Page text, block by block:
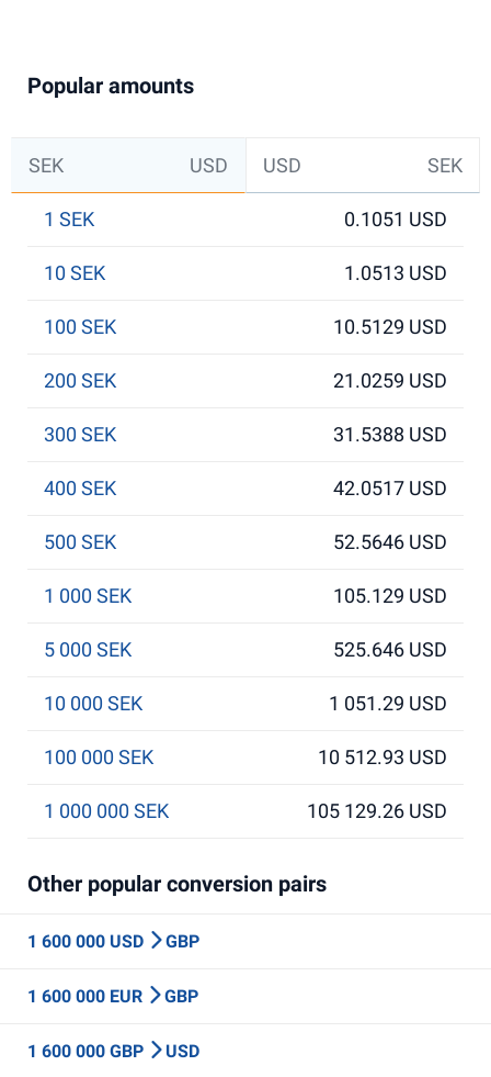
Popular amounts
SEK USD USD SEK
1 SEK 0.1051 USD
10 SEK 1.0513 USD
100 SEK 10.5129 USD
200 SEK 21.0259 USD
300 SEK 31.5388 USD
400 SEK 42.0517 USD
500 SEK 52.5646 USD
1 000 SEK 105.129 USD
5 000 SEK 525.646 USD
10 000 SEK 1 051.29 USD
100 000 SEK 10 512.93 USD
1 000 000 SEK 105 129.26 USD
Other popular conversion pairs
1 600 000 USD GBP
1 600 000 EUR GBP
1 600 000 GBP USD